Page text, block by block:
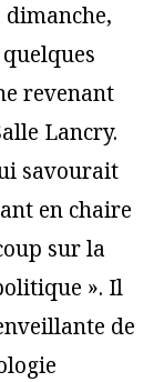
revenant
Lancry.
savourait
en chaire
sur la
». Il
de